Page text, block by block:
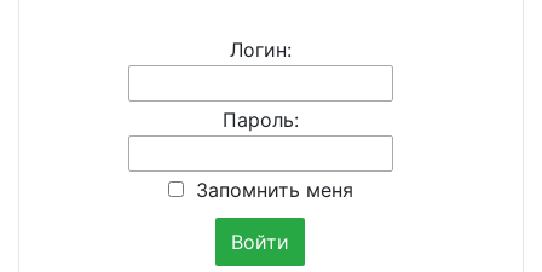
Логин:
Пароль:
Запомнить меня